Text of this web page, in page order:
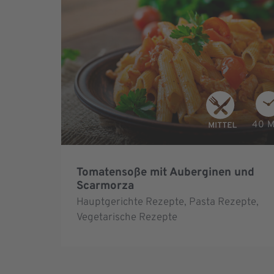
40
Tomatensoße mit Auberginen und
Scarmorza
Hauptgerichte Rezepte, Pasta Rezepte,
Vegetarische Rezepte